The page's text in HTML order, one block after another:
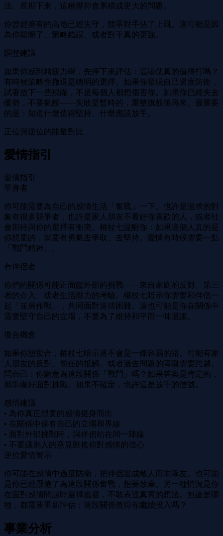
法。長期下來，這種壓抑會累積成更大的問題。
你曾經擁有的高地已經失守，競爭對手佔了上風。這可能是因
為你鬆懈了、策略錯誤、或者對手真的更強。
調整建議
如果你感到精疲力竭，先停下來評估：這場仗真的值得打嗎？
有時候策略性撤退是聰明的選擇。如果你發現自己過度防衛，
試著放下一些戒備，不是每個人都想傷害你。如果你已經失去
優勢，不要氣餒——失敗是暫時的，重整旗鼓後再來。最重要
的是：知道什麼值得堅持、什麼應該放手。
正位與逆位的能量對比
愛情指引
愛情指引
單身者
你可能需要為自己的感情生活「奮戰」一下。也許是追求的對
象有很多競爭者，也許是家人朋友不看好你喜歡的人，或者社
會期待與你的選擇有衝突。權杖七提醒你：如果這個人真的是
你想要的，就要有勇氣去爭取、去堅持。愛情有時候需要一點
「戰鬥精神」。
有伴侶者
你們的關係可能正面臨外部的挑戰——來自家庭的反對、第三
者的介入、或者生活壓力的考驗。權杖七暗示你需要和伴侶一
起「並肩作戰」，共同面對這些困難。這也可能是你在關係中
需要堅守自己的立場，不要為了維持和平而一味退讓。
復合機會
如果你想復合，權杖七暗示這不會是一條容易的路。可能有家
人朋友的反對、前任的抵觸、或者過去問題的障礙需要跨越。
問自己：你願意為這段關係「戰鬥」嗎？如果答案是肯定的，
就準備好面對挑戰。如果不確定，也許這是放手的信號。
感情建議
• 為你真正想要的感情挺身而出
• 在關係中保有自己的立場和界線
• 面對外部挑戰時，與伴侶站在同一陣線
• 不要讓別人的意見動搖你對感情的信心
逆位愛情警示
你可能在感情中過度防衛，把伴侶當成敵人而非隊友。也可能
是你已經厭倦了為這段關係奮戰，想要放棄。另一種情況是你
在面對感情問題時選擇逃避，不敢表達真實的想法。無論是哪
種，都需要重新評估：這段關係值得你繼續投入嗎？
事業分析